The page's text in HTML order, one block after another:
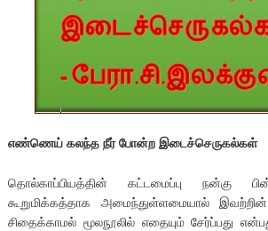
எண்ணெய் கலந்த நீர் போன்ற இடைச்செருகல்கள்
தொல்காப்பியத்தின் கட்டமைப்பு நன்கு
கூறுமிக்கத்தாக அமைந்துள்ளமையால்
சிதைக்காமல் மூலநூலில் எதையும் சேர்ப்பது